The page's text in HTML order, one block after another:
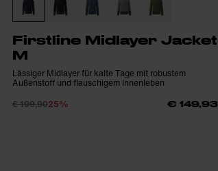
Firstline Midlayer Jacket
M
Lässiger Midlayer für kalte Tage mit robustem
Außenstoff und flauschigem Innenleben
€ 199,9025% € 149,93